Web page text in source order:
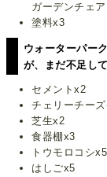
ガーデンチェ
塗料x3
ウォーターパー
が、まだ不足し
セメントx2
チェリーチー
芝生x2
食器棚x3
トウモロコシx5
はしごx5